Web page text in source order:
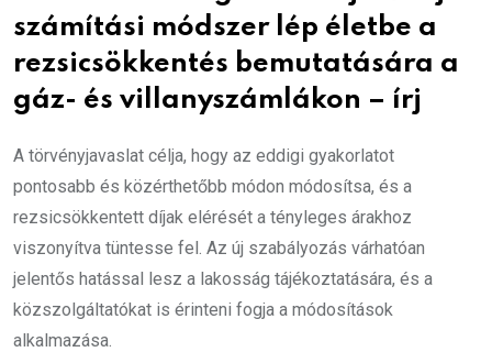
számítási módszer lép életbe a
rezsicsökkentés bemutatására a
gáz- és villanyszámlákon – írj
A törvényjavaslat célja, hogy az eddigi gyakorlatot
pontosabb és közérthetőbb módon módosítsa, és a
rezsicsökkentett díjak elérését a tényleges árakhoz
viszonyítva tüntesse fel. Az új szabályozás várhatóan
jelentős hatással lesz a lakosság tájékoztatására, és a
közszolgáltatókat is érinteni fogja a módosítások
alkalmazása.